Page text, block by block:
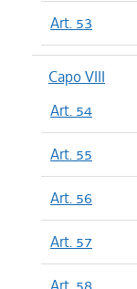
Art. 53
Capo VIII
Art. 54
Art. 55
Art. 56
Art. 57